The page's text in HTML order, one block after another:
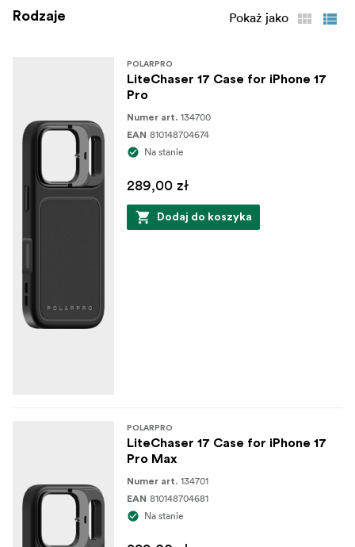
Rodzaje Pokaż jako
POLARPRO
LiteChaser 17 Case for iPhone 17
Pro
Numer art. 134700
EAN 810148704674
Na stanie
289,00 zł
Dodaj do koszyka
POLARPRO
LiteChaser 17 Case for iPhone 17
Pro Max
Numer art. 134701
EAN 810148704681
Na stanie